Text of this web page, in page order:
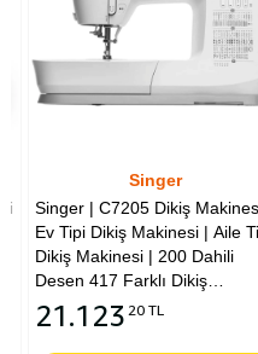
Singer
Singer | C7205 Dikiş Makinesi |
Ev Tipi Dikiş Makinesi | Aile Tipi
Dikiş Makinesi | 200 Dahili
Desen 417 Farklı Dikiş
Uygulamalı Zig-Zag (Desen)
Alternatifi
21.123 20 TL